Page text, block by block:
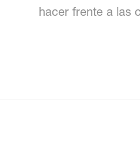
hacer frente a las